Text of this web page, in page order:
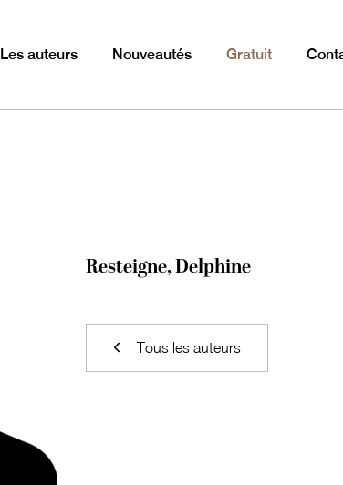
Les auteurs Nouveautés Gratuit
Resteigne, Delphine
Tous les auteurs